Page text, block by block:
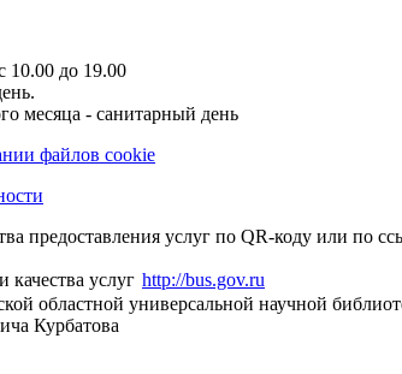
10.00 до 19.00
месяца - санитарный день
файлов cookie
предоставления услуг по QR-коду или по
http://bus.gov.ru
областной универсальной научной
Курбатова